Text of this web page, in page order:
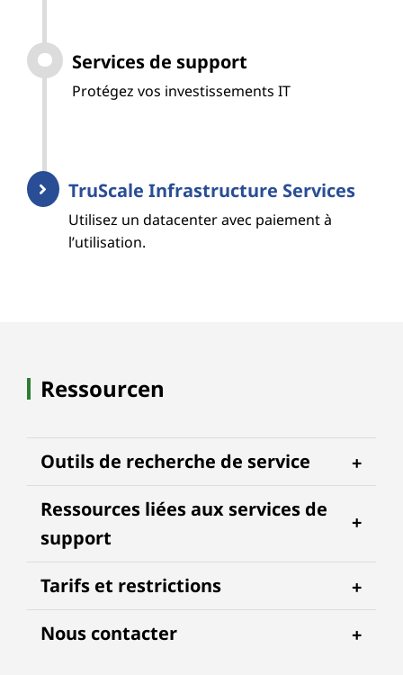
Services de support
Protégez vos investissements IT
TruScale Infrastructure Services
Utilisez un datacenter avec paiement à
l’utilisation.
Ressourcen
Outils de recherche de service
Ressources liées aux services de
support
Tarifs et restrictions
Nous contacter